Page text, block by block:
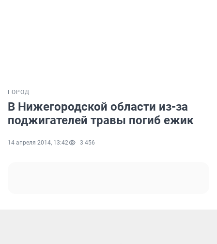
ГОРОД
В Нижегородской области из-за
поджигателей травы погиб ежик
14 апреля 2014, 13:42 3 456